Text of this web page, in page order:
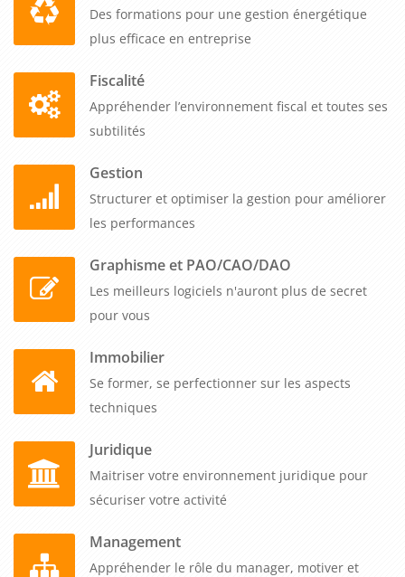
Des formations pour une gestion énergétique
plus efficace en entreprise
Fiscalité
Appréhender l’environnement fiscal et toutes ses
subtilités
Gestion
Structurer et optimiser la gestion pour améliorer
les performances
Graphisme et PAO/CAO/DAO
Les meilleurs logiciels n'auront plus de secret
pour vous
Immobilier
Se former, se perfectionner sur les aspects
techniques
Juridique
Maitriser votre environnement juridique pour
sécuriser votre activité
Management
Appréhender le rôle du manager, motiver et